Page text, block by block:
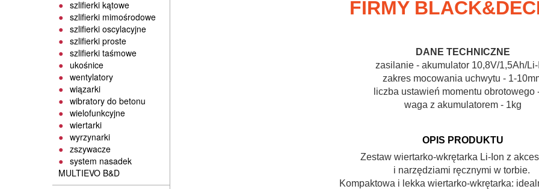
szlifierki kątowe
szlifierki mimośrodowe
szlifierki oscylacyjne
szlifierki proste
szlifierki taśmowe
ukośnice
wentylatory
wiązarki
wibratory do betonu
wielofunkcyjne
wiertarki
wyrzynarki
zszywacze
system nasadek
MULTIEVO B&D
FIRMY
DANE TECHNICZNE
zasilanie - akumulator 10,8V/1,5Ah/
zakres mocowania uchwytu - 1-
liczba ustawień momentu obrotowego
waga z akumulatorem - 1kg
OPIS PRODUKTU
Zestaw wiertarko-wkrętarka Li-Ion z
i narzędziami ręcznymi w torbie.
Kompaktowa i lekka wiertarko-wkrętarka: